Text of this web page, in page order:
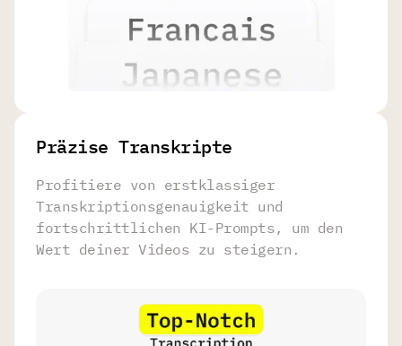
Präzise Transkripte
Profitiere von erstklassiger
Transkriptionsgenauigkeit und
fortschrittlichen KI-Prompts, um den
Wert deiner Videos zu steigern.